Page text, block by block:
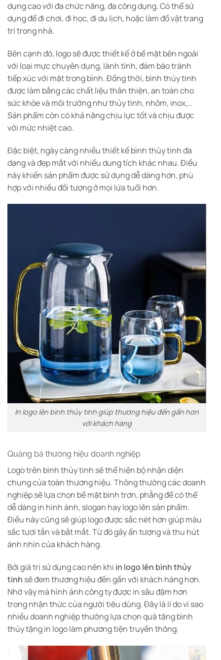
dụng cao với đa chức năng, đa công dụng. Có thể sử
dụng để đi chơi, đi học, đi du lịch, hoặc làm đồ vật trang
trí trong nhà.
Bên cạnh đó, logo sẽ được thiết kế ở bề mặt bên ngoài
với loại mực chuyên dụng, lành tính, đảm bảo tránh
tiếp xúc với mặt trong bình. Đồng thời, bình thủy tinh
được làm bằng các chất liệu thân thiện, an toàn cho
sức khỏe và môi trường như thủy tinh, nhôm, inox,…
Sản phẩm còn có khả năng chịu lực tốt và chịu được
với mức nhiệt cao.
Đặc biệt, ngày càng nhiều thiết kế bình thủy tinh đa
dạng và đẹp mắt với nhiều dung tích khác nhau. Điều
này khiến sản phẩm được sử dụng dễ dàng hơn, phù
hợp với nhiều đối tượng ở mọi lứa tuổi hơn.
In logo lên bình thủy tinh giúp thương hiệu đến gần hơn
với khách hàng
Quảng bá thương hiệu doanh nghiệp
Logo trên bình thủy tinh sẽ thể hiện bộ nhận diện
chung của toàn thương hiệu. Thông thường các doanh
nghiệp sẽ lựa chọn bề mặt bình trơn, phẳng để có thể
dễ dàng in hình ảnh, slogan hay logo lên sản phẩm.
Điều này cũng sẽ giúp logo được sắc nét hơn giúp màu
sắc tươi tắn và bắt mắt. Từ đó gây ấn tượng và thu hút
ánh nhìn của khách hàng.
Bởi giá trị sử dụng cao nên khi in logo lên bình thủy
tinh sẽ đem thương hiệu đến gần với khách hàng hơn.
Nhờ vậy mà hình ảnh công ty được in sâu đậm hơn
trong nhận thức của người tiêu dùng. Đây là lí do vì sao
nhiều doanh nghiệp thường lựa chọn quà tặng bình
thủy tặng in logo làm phương tiện truyền thông.